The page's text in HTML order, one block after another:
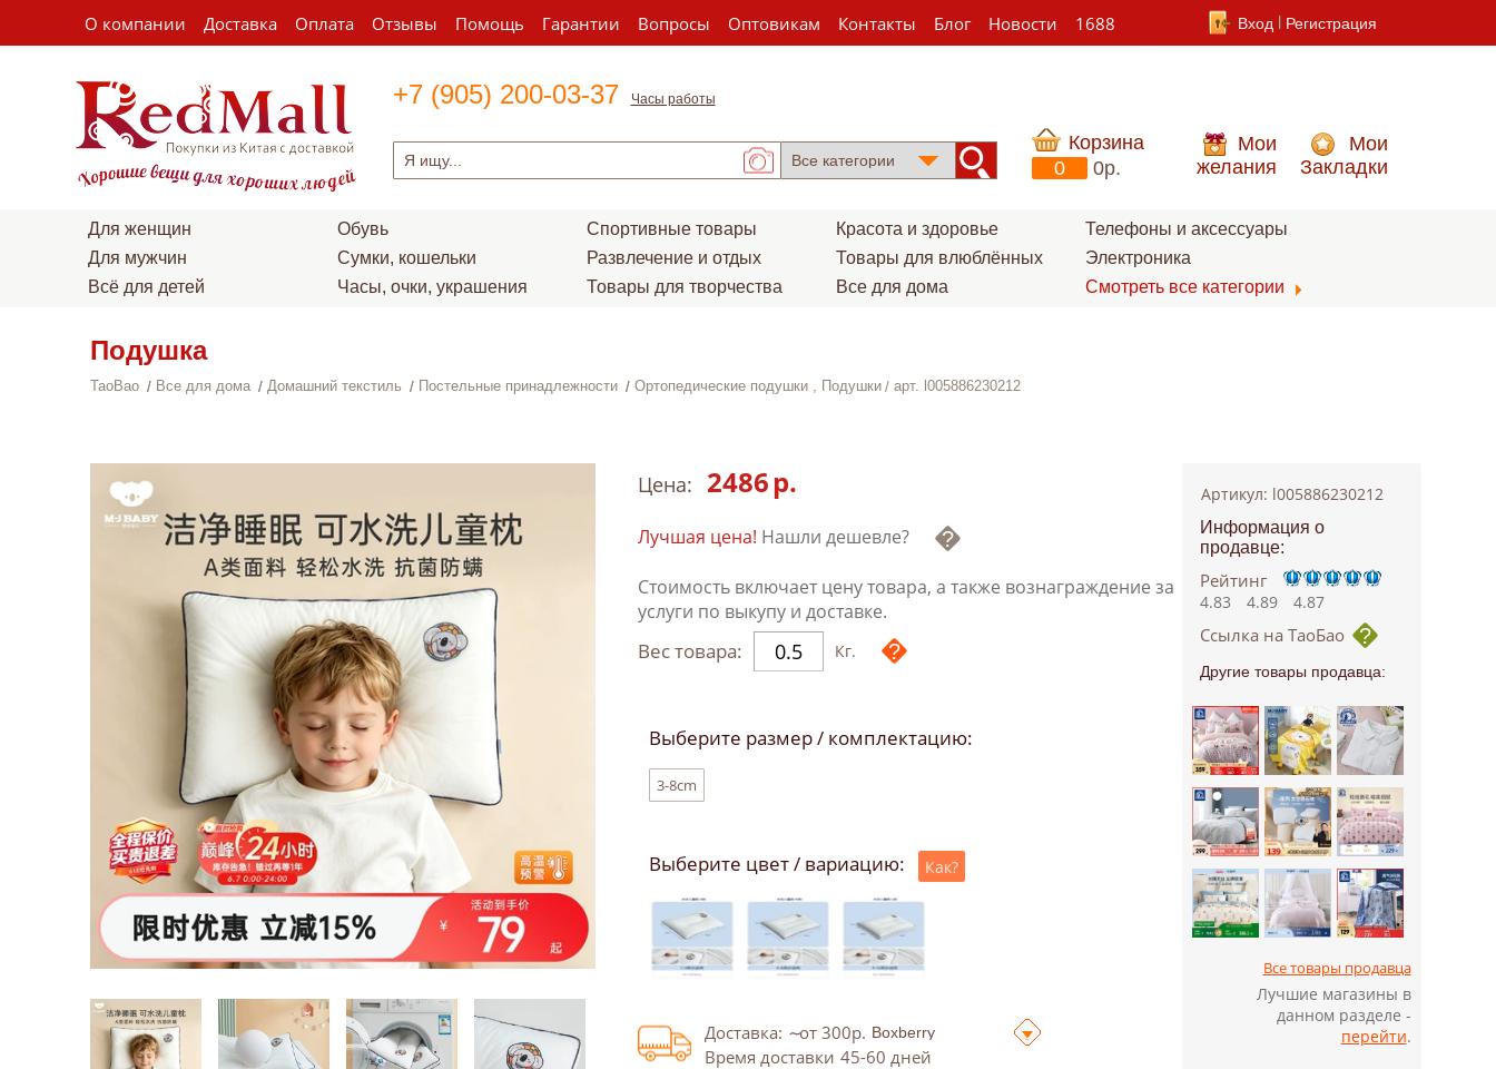
О компании Доставка Оплата Отзывы Помощь Гарантии Вопросы Оптовикам Контакты Блог Новости 1688 Вход Регистрация
+7 (905) 200-03-37 Часы работы
Корзина
0
0p.
Мои
желания
Мои
Закладки
Для женщин
Для мужчин
Всё для детей
Обувь
Сумки, кошельки
Часы, очки, украшения
Спортивные товары
Развлечение и отдых
Товары для творчества
Красота и здоровье
Товары для влюблённых
Все для дома
Телефоны и аксессуары
Электроника
Смотреть все категории
Подушка
TaoBao Все для дома Домашний текстиль Постельные принадлежности Ортопедические подушки , Подушки арт. l005886230212
Цена: 2486р.
Лучшая цена! Нашли дешевле?
Стоимость включает цену товара, а также вознаграждение за
услуги по выкупу и доставке.
Вес товара: Кг.
Выберите размер / комплектацию:
3-8cm
Выберите цвет / вариацию: Как?
Доставка: от 300р.
Время доставки 45-60 дней
Артикул: l005886230212
Информация о
продавце:
Рейтинг
4.83 4.89 4.87
Ссылка на ТаоБао
Другие товары продавца:
Все товары продавца
Лучшие магазины в
данном разделе -
перейти.